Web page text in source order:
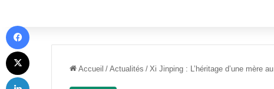
Accueil / Actualités / Xi Jinping : L’héritage d’une mère